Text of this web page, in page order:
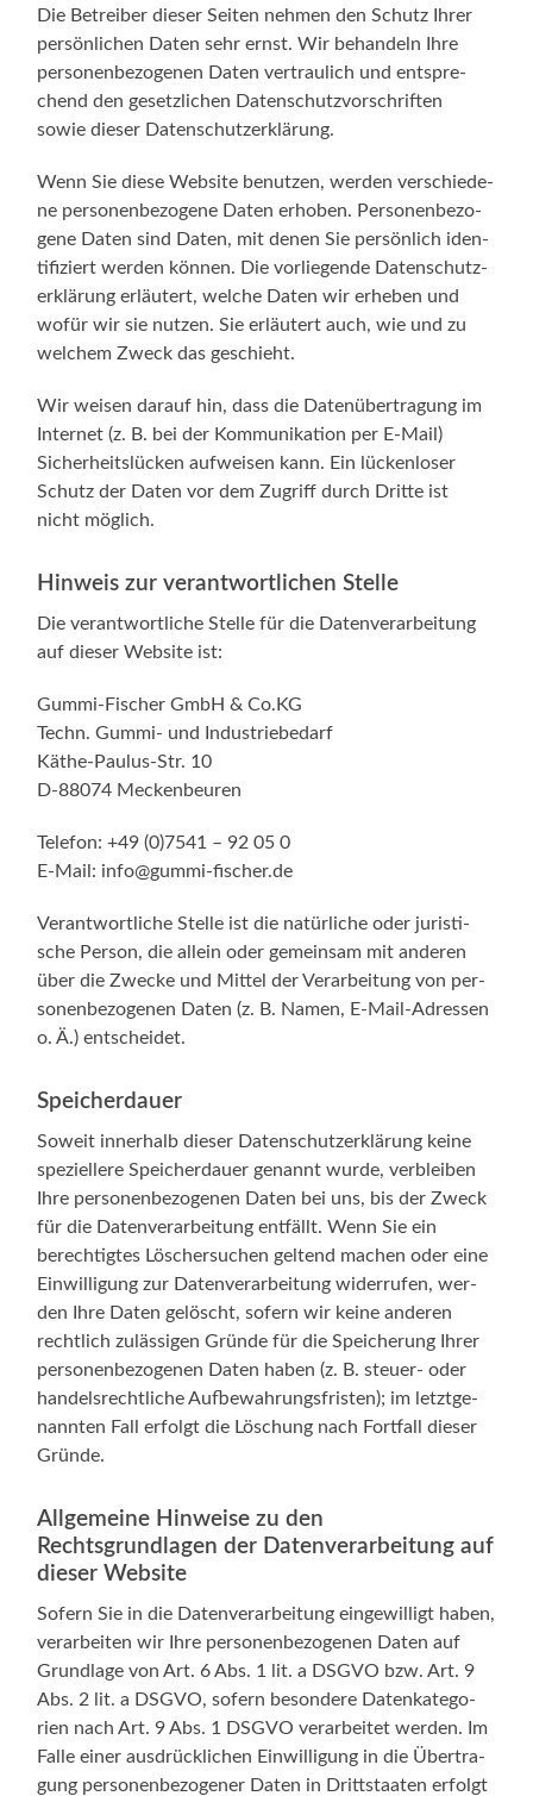
Die Betrei­ber die­ser Sei­ten neh­men den Schutz Ihrer
per­sön­li­chen Daten sehr ernst. Wir behan­deln Ihre
per­so­nen­be­zo­ge­nen Daten ver­trau­lich und ent­spre­
chend den gesetz­li­chen Daten­schutz­vor­schrif­ten
sowie die­ser Datenschutzerklärung.
Wenn Sie die­se Web­site benut­zen, wer­den ver­schie­de­
ne per­so­nen­be­zo­ge­ne Daten erho­ben. Per­so­nen­be­zo­
ge­ne Daten sind Daten, mit denen Sie per­sön­lich iden­
ti­fi­ziert wer­den kön­nen. Die vor­lie­gen­de Daten­schutz­
er­klä­rung erläu­tert, wel­che Daten wir erhe­ben und
wofür wir sie nut­zen. Sie erläu­tert auch, wie und zu
wel­chem Zweck das geschieht.
Wir wei­sen dar­auf hin, dass die Daten­über­tra­gung im
Inter­net (z. B. bei der Kom­mu­ni­ka­ti­on per E‑Mail)
Sicher­heits­lü­cken auf­wei­sen kann. Ein lücken­lo­ser
Schutz der Daten vor dem Zugriff durch Drit­te ist
nicht möglich.
Hinweis zur verantwortlichen Stelle
Die ver­ant­wort­li­che Stel­le für die Daten­ver­ar­bei­tung
auf die­ser Web­site ist:
Gummi-Fischer GmbH & Co.KG
Techn. Gummi- und Industriebedarf
Käthe-Paulus-Str. 10
D‑88074 Meckenbeuren
Tele­fon: +49 (0)7541 – 92 05 0
E‑Mail: info@gummi-fischer.de
Ver­ant­wort­li­che Stel­le ist die natür­li­che oder juris­ti­
sche Per­son, die allein oder gemein­sam mit ande­ren
über die Zwe­cke und Mit­tel der Ver­ar­bei­tung von per­
so­nen­be­zo­ge­nen Daten (z. B. Namen, E‑Mail-Adressen
o. Ä.) entscheidet.
Speicherdauer
Soweit inner­halb die­ser Daten­schutz­er­klä­rung kei­ne
spe­zi­el­le­re Spei­cher­dau­er genannt wur­de, ver­blei­ben
Ihre per­so­nen­be­zo­ge­nen Daten bei uns, bis der Zweck
für die Daten­ver­ar­bei­tung ent­fällt. Wenn Sie ein
berech­tig­tes Löscher­su­chen gel­tend machen oder eine
Ein­wil­li­gung zur Daten­ver­ar­bei­tung wider­ru­fen, wer­
den Ihre Daten gelöscht, sofern wir kei­ne ande­ren
recht­lich zuläs­si­gen Grün­de für die Spei­che­rung Ihrer
per­so­nen­be­zo­ge­nen Daten haben (z. B. steuer- oder
han­dels­recht­li­che Auf­be­wah­rungs­fris­ten); im letzt­ge­
nann­ten Fall erfolgt die Löschung nach Fort­fall die­ser
Gründe.
Allgemeine Hinweise zu den
Rechtsgrundlagen der Datenverarbeitung auf
dieser Website
Sofern Sie in die Daten­ver­ar­bei­tung ein­ge­wil­ligt haben,
ver­ar­bei­ten wir Ihre per­so­nen­be­zo­ge­nen Daten auf
Grund­la­ge von Art. 6 Abs. 1 lit. a DSGVO bzw. Art. 9
Abs. 2 lit. a DSGVO, sofern beson­de­re Daten­ka­te­go­
rien nach Art. 9 Abs. 1 DSGVO ver­ar­bei­tet wer­den. Im
Fal­le einer aus­drück­li­chen Ein­wil­li­gung in die Über­tra­
gung per­so­nen­be­zo­ge­ner Daten in Dritt­staa­ten erfolgt